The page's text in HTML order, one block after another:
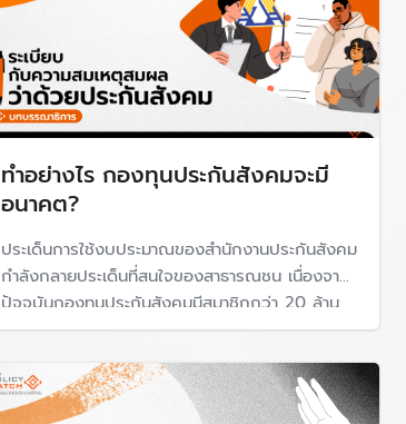
ทำอย่างไร กองทุนประกันสังคมจะมี
อนาคต?
ประเด็นการใช้งบประมาณของสำนักงานประกันสังคม
กำลังกลายประเด็นที่สนใจของสาธารณชน เนื่องจาก
ปัจจุบันกองทุนประกันสังคมมีสมาชิกกว่า 20 ล้าน
คน และบริหารเงินกองทุนกว่า 2 ล้านล้านบาท แต่
การถกเถียงดูเหมือนจะไม่อาจหาข้อยุติได้ เมื่ออีกฝ่าย
หยิบยกระเบียบการเบิกจ่ายตามกฎหมาย กับ อีกฝ่าย
มองในมุมของ "ความสมเหตุสมผล"